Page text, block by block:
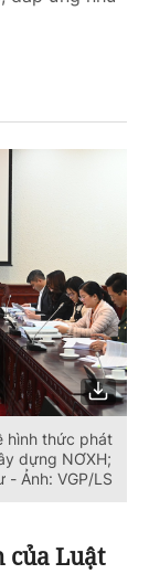
hình thức phát
dựng NƠXH;
- Ảnh: VGP/LS
của Luật